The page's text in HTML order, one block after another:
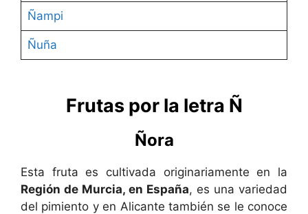
Ñampi
Ñuña
Frutas por la letra Ñ
Ñora
Esta fruta es cultivada originariamente en la
Región de Murcia, en España, es una variedad
del pimiento y en Alicante también se le conoce